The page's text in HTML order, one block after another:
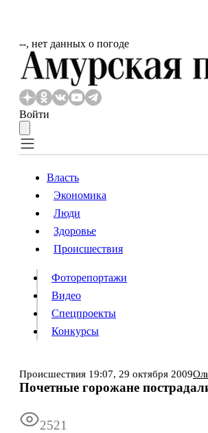
‐‐, нет данных о погоде
Войти
Власть
Происшествия
Видео
Конкурсы
Информация
Власть
Экономика
Люди
Здоровье
Происшествия
Фоторепортажи
Видео
Спецпроекты
Конкурсы
Происшествия 19:07, 29 октября 2009
Почетные горожане
2521